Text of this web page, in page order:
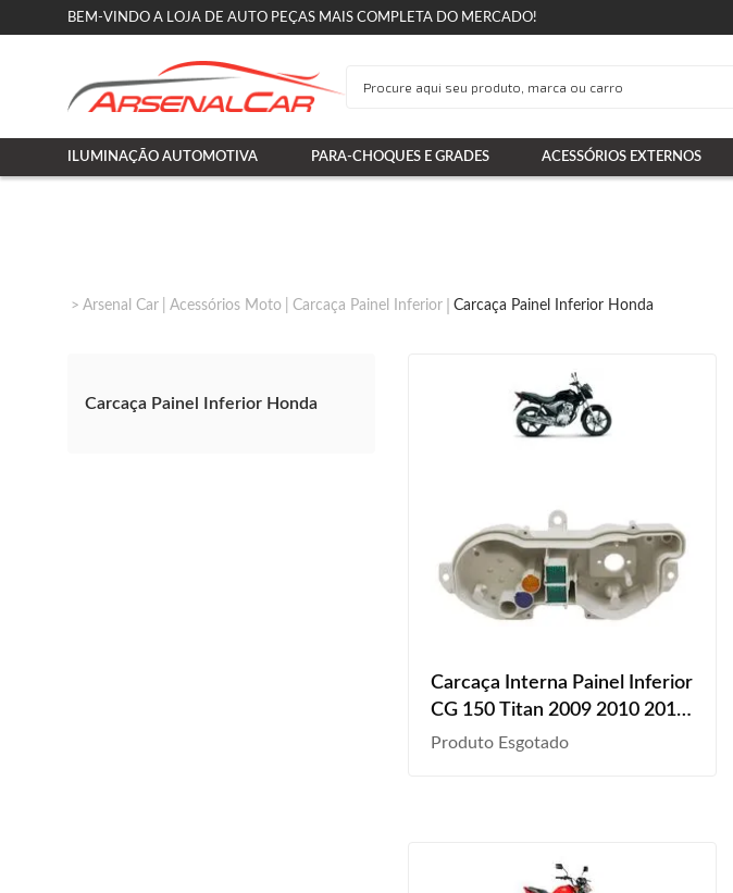
BEM-VINDO A LOJA DE AUTO PEÇAS MAIS COMPLETA DO MERCADO!
ILUMINAÇÃO AUTOMOTIVA PARA-CHOQUES E GRADES ACESSÓRIOS EXTERNOS
Arsenal Car Acessórios Moto Carcaça Painel Inferior Carcaça Painel Inferior Honda
Carcaça Painel Inferior Honda
Carcaça Interna Painel Inferior
CG 150 Titan 2009 2010 2011
2012 2013 Branco Liso
Produto Esgotado